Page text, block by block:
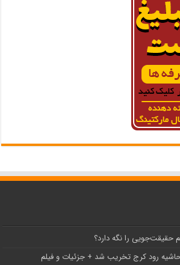
حقیقت‌جویی را نگه دارد؟
رود کرج تخریب شد + جزئیات و فیلم